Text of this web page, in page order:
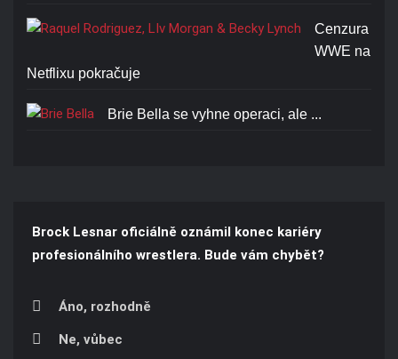
Cenzura
WWE na
Netflixu pokračuje
Brie Bella se vyhne operaci, ale ...
Brock Lesnar oficiálně oznámil konec kariéry
profesionálního wrestlera. Bude vám chybět?
Áno, rozhodně
Ne, vůbec